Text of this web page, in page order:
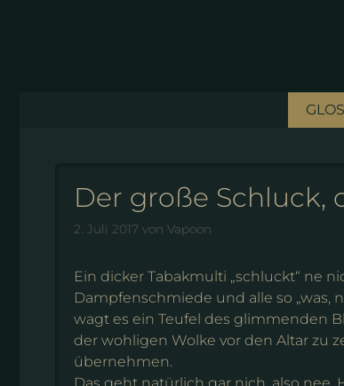
Der große Schluck,
2. Juli 2017 von Vapoon
Ein dicker Tabakmulti „schluckt“ ne
Dampfenschmiede und alle so „was,
wagt es ein Teufel des glimmenden
der wohligen Wolke vor den Altar zu
übernehmen.